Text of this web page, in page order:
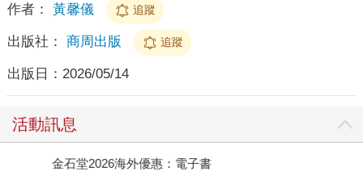
作者： 黃馨儀 追蹤
出版社： 商周出版 追蹤
出版日： 2026/05/14
活動訊息
金石堂2026海外優惠：電子書